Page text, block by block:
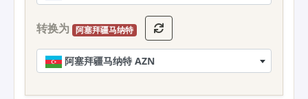
转换为 阿塞拜疆马纳特
阿塞拜疆马纳特 AZN